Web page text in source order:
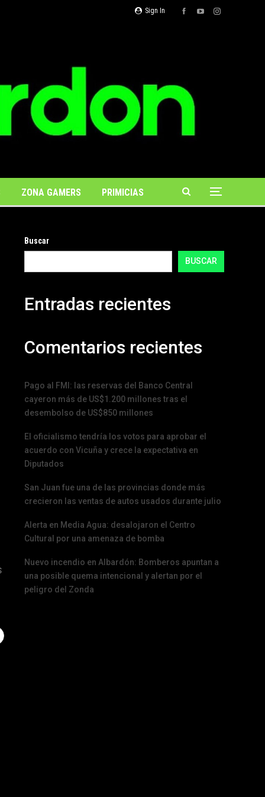
Sign In
ZONA GAMERS PRIMICIAS
Buscar
BUSCAR
Entradas recientes
Comentarios recientes
Pago al FMI: las reservas del Banco Central
cayeron más de US$1.200 millones tras el
desembolso de US$850 millones
El oficialismo tendría los votos para aprobar el
acuerdo con Vicuña y crece la expectativa en
Diputados
San Juan fue una de las provincias donde más
crecieron las ventas de autos usados durante julio
Alerta en Media Agua: desalojaron el Centro
Cultural por una amenaza de bomba
Nuevo incendio en Albardón: Bomberos apuntan a
una posible quema intencional y alertan por el
peligro del Zonda